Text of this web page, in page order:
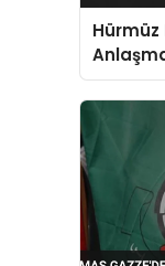
Hürmüz
Aldı